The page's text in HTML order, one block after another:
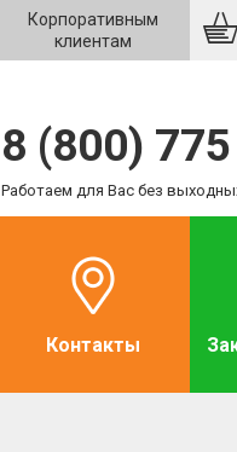
Корпоративным
клиентам
8 (800)
Работаем для Вас без
Контакты